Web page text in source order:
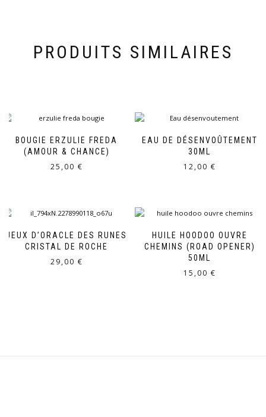
PRODUITS SIMILAIRES
BOUGIE ERZULIE FREDA
(AMOUR & CHANCE)
25,00 €
EAU DE DÉSENVOÛTEMENT
30ML
12,00 €
JEUX D’ORACLE DES RUNES
CRISTAL DE ROCHE
29,00 €
HUILE HOODOO OUVRE
CHEMINS (ROAD OPENER)
50ML
15,00 €